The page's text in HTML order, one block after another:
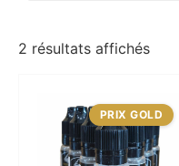
2 résultats affichés
PRIX GOLD